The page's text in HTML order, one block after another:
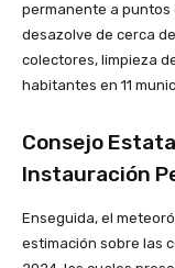
permanente a puntos
desazolve de cerca
colectores, limpieza
habitantes en 11
Consejo
Instauración
Enseguida, el
estimación sobre las